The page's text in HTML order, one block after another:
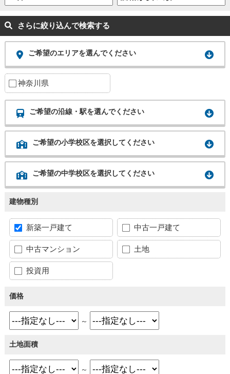
さらに絞り込んで検索する
ご希望のエリアを選んでください
神奈川県
ご希望の沿線・駅を選んでください
ご希望の小学校区を選択してください
ご希望の中学校区を選択してください
建物種別
新築一戸建て 中古一戸建て
中古マンション 土地
投資用
価格
～
土地面積
～